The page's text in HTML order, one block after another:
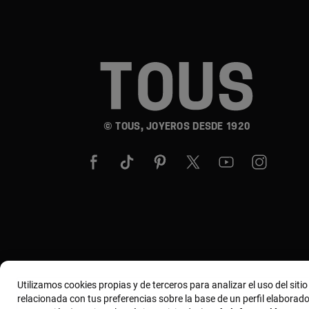
© TOUS, JOYEROS DESDE 1920
Utilizamos cookies propias y de terceros para analizar el uso del
relacionada con tus preferencias sobre la base de un perfil